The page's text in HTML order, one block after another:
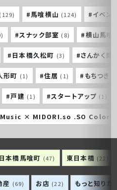
(129) #馬喰横山 (124) #イベン
#スナック部室 (8) #横山馬喰
#日本橋久松町 (3) #さんかく問
形町 (1) #住居 (1) #もちつき
#戸建 (1) #スタートアップ (1)
Music × MIDORI.so .SO
日本橋馬喰町 (47) 東日本橋 (22)
産 (69) お店 (22) もっと知りた